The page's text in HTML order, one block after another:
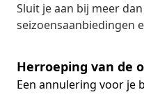
Sluit je aan bij meer
seizoensaanbiedingen
Herroeping van de
Een annulering voor je